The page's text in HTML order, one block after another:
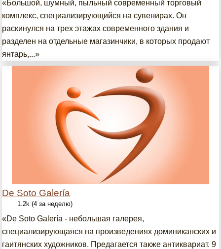
«Большой, шумный, пыльный современный торговый
комплекс, специализирующийся на сувенирах. Он
раскинулся на трех этажах современного здания и
разделен на отдельные магазинчики, в которых продают
янтарь,...»
De Soto Galería
1.2k (4 за неделю)
«De Soto Galería - небольшая галерея,
специализирующаяся на произведениях доминиканских и
гаитянских художников. Предагается также антиквариат. 9